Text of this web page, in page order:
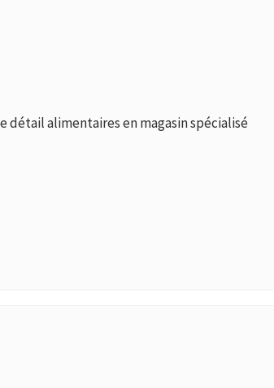
détail alimentaires en magasin spécialisé